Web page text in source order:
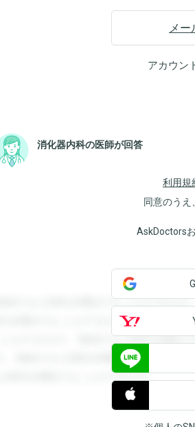
メー
アカウン
消化器内科の医師が回答
利用規
同意のうえ
AskDoctors
登録すると回答を閲覧することができま
答を閲覧することができます。登録する
ことができます。登録すると回答を閲覧
す。登録すると回答を閲覧することがで
と回答を閲覧することができます。